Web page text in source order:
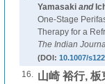
Yamasakiand
One-Stage
Therapy for a
The Indian
(DOI: 10.1007/
16. 山崎 裕行,